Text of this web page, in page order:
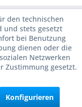
den technischen
und stets gesetzt
bei Benutzung
dienen oder die
Netzwerken
Zustimmung gesetzt.
Konfigurieren